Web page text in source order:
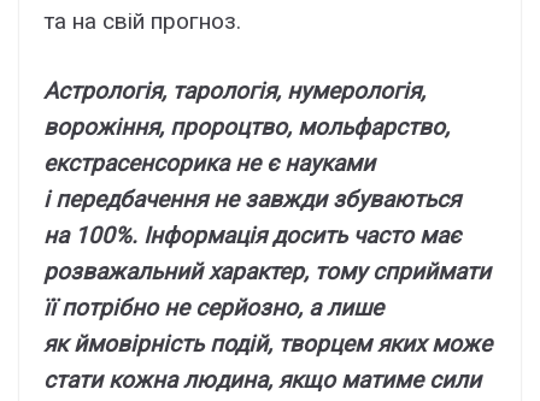
та на свій прогноз.
Астрологія, тарологія, нумерологія,
ворожіння, пророцтво, мольфарство,
екстрасенсорика не є науками
і передбачення не завжди збуваються
на 100%. Інформація досить часто має
розважальний характер, тому сприймати
її потрібно не серйозно, а лише
як ймовірність подій, творцем яких може
стати кожна людина, якщо матиме сили